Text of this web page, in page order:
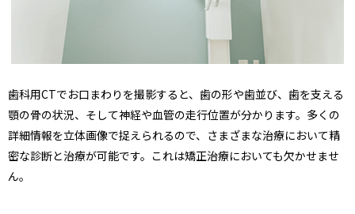
歯科用CTでお口まわりを撮影すると、歯の形や歯並び、歯を支える
顎の骨の状況、そして神経や血管の走行位置が分かります。多くの
詳細情報を立体画像で捉えられるので、さまざまな治療において精
密な診断と治療が可能です。これは矯正治療においても欠かせませ
ん。